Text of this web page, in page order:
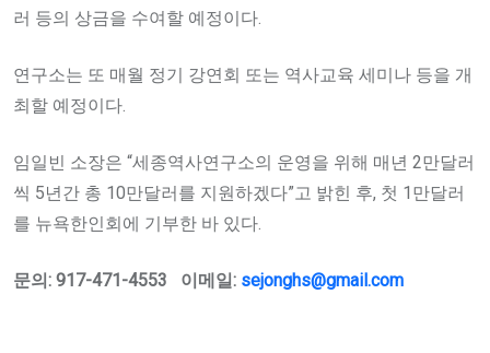
러 등의 상금을 수여할 예정이다.
연구소는 또 매월 정기 강연회 또는 역사교육 세미나 등을 개
최할 예정이다.
임일빈 소장은 “세종역사연구소의 운영을 위해 매년 2만달러
씩 5년간 총 10만달러를 지원하겠다”고 밝힌 후, 첫 1만달러
를 뉴욕한인회에 기부한 바 있다.
문의: 917-471-4553 이메일: sejonghs@gmail.com